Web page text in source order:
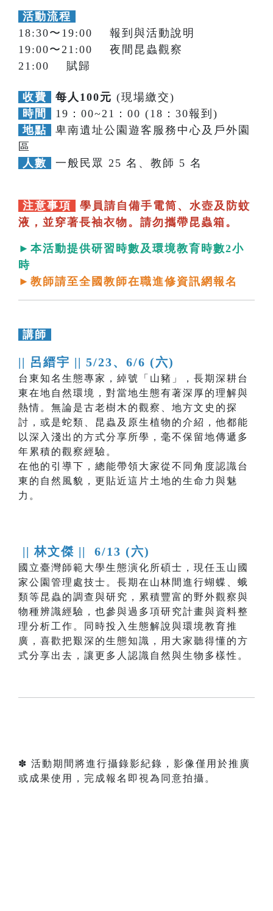
活動流程
18:30〜19:00 報到與活動說明
19:00〜21:00 夜間昆蟲觀察
21:00 賦歸
收費 每人100元 (現場繳交)
時間
19：00~21：00 (18：30報到)
地點
卑南遺址公園遊客服務中心及戶外園
區
人數
一般民眾 25 名、教師 5 名
注意事項
學員請自備手電筒、水壺及防蚊
液，並穿著長袖衣物。請勿攜帶昆蟲箱。
►本活動提供研習時數及環境教育時數2小
時
►教師請至全國教師在職進修資訊網報名
講師
|| 呂縉宇 || 5/23、6/6 (六)
台東知名生態專家，綽號「山豬」，長期深耕台
東在地自然環境，對當地生態有著深厚的理解與
熱情。無論是古老樹木的觀察、地方文史的探
討，或是蛇類、昆蟲及原生植物的介紹，他都能
以深入淺出的方式分享所學，毫不保留地傳遞多
年累積的觀察經驗。
在他的引導下，總能帶領大家從不同角度認識台
東的自然風貌，更貼近這片土地的生命力與魅
力。
|| 林文傑 || 6/13 (六)
國立臺灣師範大學生態演化所碩士，現任玉山國
家公園管理處技士。長期在山林間進行蝴蝶、蛾
類等昆蟲的調查與研究，累積豐富的野外觀察與
物種辨識經驗，也參與過多項研究計畫與資料整
理分析工作。同時投入生態解說與環境教育推
廣，喜歡把艱深的生態知識，用大家聽得懂的方
式分享出去，讓更多人認識自然與生物多樣性。
✽ 活動期間將進行攝錄影紀錄，影像僅用於推廣
或成果使用，完成報名即視為同意拍攝。